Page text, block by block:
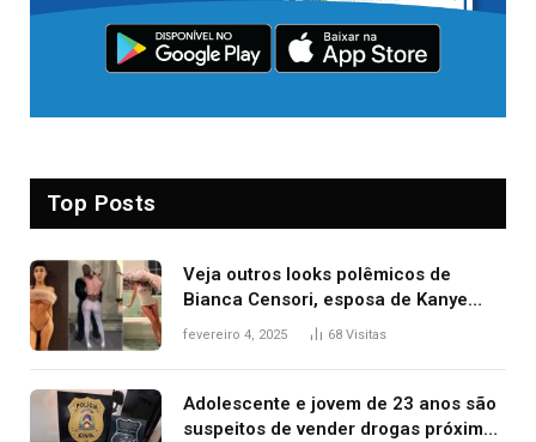
Top Posts
Veja outros looks polêmicos de
Bianca Censori, esposa de Kanye
West que apareceu nua no Grammy
fevereiro 4, 2025 68 Visitas
Adolescente e jovem de 23 anos são
suspeitos de vender drogas próximo